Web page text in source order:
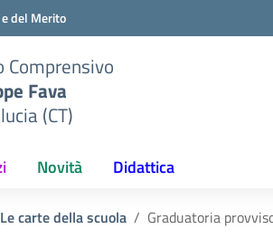
del Merito
Comprensivo
Fava
(CT)
Novità Didattica
Le carte della scuola Graduatoria